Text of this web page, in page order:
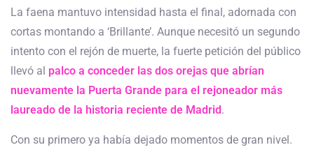
La faena mantuvo intensidad hasta el final, adornada con
cortas montando a ‘Brillante’. Aunque necesitó un segundo
intento con el rejón de muerte, la fuerte petición del público
llevó al palco a conceder las dos orejas que abrían
nuevamente la Puerta Grande para el rejoneador más
laureado de la historia reciente de Madrid.
Con su primero ya había dejado momentos de gran nivel.